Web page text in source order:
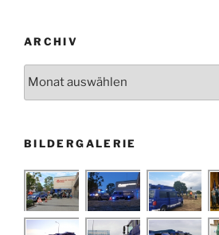
ARCHIV
BILDERGALERIE